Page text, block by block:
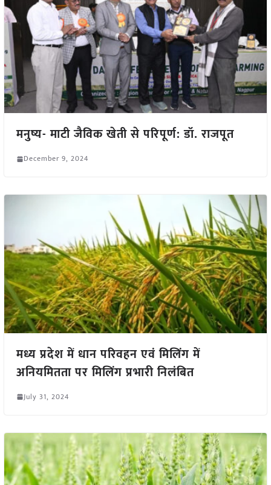
मनुष्य- माटी जैविक खेती से परिपूर्ण: डॉ. राजपूत
December 9, 2024
मध्य प्रदेश में धान परिवहन एवं मिलिंग में
अनियमितता पर मिलिंग प्रभारी निलंबित
July 31, 2024